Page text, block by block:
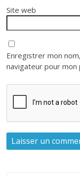
Site web
Enregistrer mon
navigateur pour mon